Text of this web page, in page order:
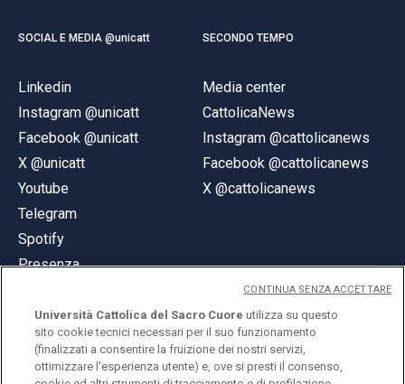
SOCIAL E MEDIA @unicatt
Linkedin
Instagram @unicatt
Facebook @unicatt
X @unicatt
Youtube
Telegram
Spotify
Presenza
SECONDO TEMPO
Media center
CattolicaNews
Instagram @cattolicanews
Facebook @cattolicanews
X @cattolicanews
© Università Cattolica del Sacro Cuore
Università Cattolica del Sacro Cuore utilizza su questo
sito cookie tecnici necessari per il suo funzionamento
(finalizzati a consentire la fruizione dei nostri servizi,
ottimizzare l'esperienza utente) e, ove si presti il consenso,
CONTINUA SENZA ACCETTARE